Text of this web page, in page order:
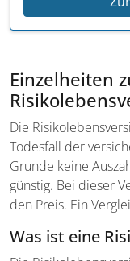
Einzelheiten
Die
Todesfall der
Grunde keine
günstig. Bei dieser
den Preis. Ein
Was ist eine